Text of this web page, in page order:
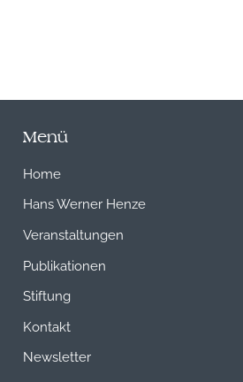
Menü
Home
Hans Werner Henze
Veranstaltungen
Publikationen
Stiftung
Kontakt
Newsletter